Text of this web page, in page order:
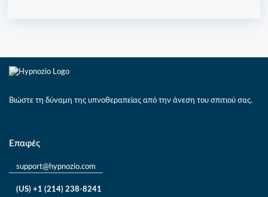
Βιώστε τη δύναμη της υπνοθεραπείας από την άνεση του σπιτιού σας.
Επαφές
support@hypnozio.com
(US) +1 (214) 238-8241